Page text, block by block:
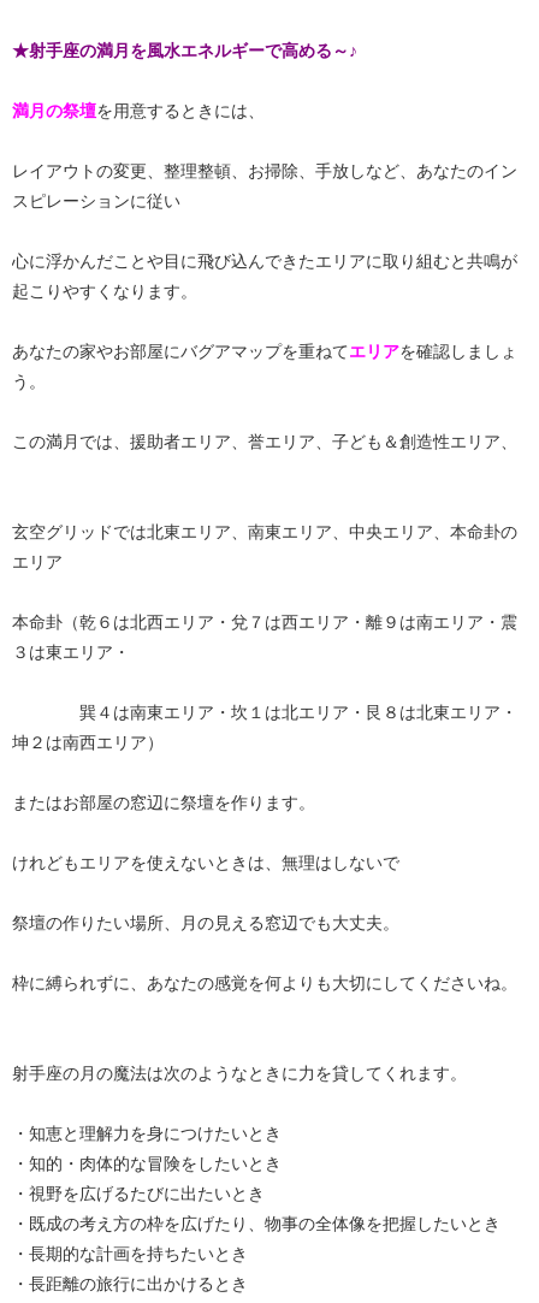
★射手座の満月を風水エネルギーで高める～♪
満月の祭壇を用意するときには、
レイアウトの変更、整理整頓、お掃除、手放しなど、あなたのイン
スピレーションに従い
心に浮かんだことや目に飛び込んできたエリアに取り組むと共鳴が
起こりやすくなります。
あなたの家やお部屋にバグアマップを重ねてエリアを確認しましょ
う。
この満月では、援助者エリア、誉エリア、子ども＆創造性エリア、
玄空グリッドでは北東エリア、南東エリア、中央エリア、本命卦の
エリア
本命卦（乾６は北西エリア・兌７は西エリア・離９は南エリア・震
３は東エリア・
巽４は南東エリア・坎１は北エリア・艮８は北東エリア・
坤２は南西エリア）
またはお部屋の窓辺に祭壇を作ります。
けれどもエリアを使えないときは、無理はしないで
祭壇の作りたい場所、月の見える窓辺でも大丈夫。
枠に縛られずに、あなたの感覚を何よりも大切にしてくださいね。
射手座の月の魔法は次のようなときに力を貸してくれます。
・知恵と理解力を身につけたいとき
・知的・肉体的な冒険をしたいとき
・視野を広げるたびに出たいとき
・既成の考え方の枠を広げたり、物事の全体像を把握したいとき
・長期的な計画を持ちたいとき
・長距離の旅行に出かけるとき